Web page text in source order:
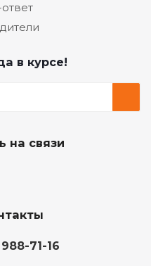
в курсе!
на связи
71-16